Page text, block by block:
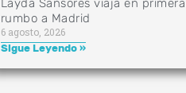
rumbo a Madrid
6 agosto, 2026
Sigue Leyendo »